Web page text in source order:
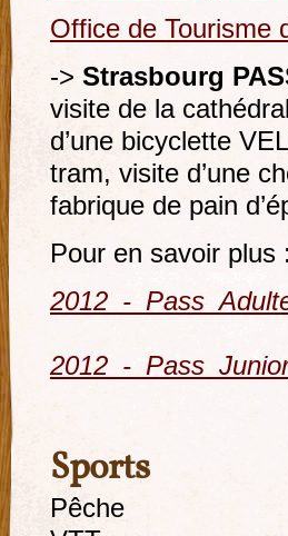
Office de Tourisme
-> Strasbourg
visite de la
d’une bicyclette
tram, visite d’une
fabrique de pain
Pour en savoir plus :
2012_-
2012_-
Sports
Pêche